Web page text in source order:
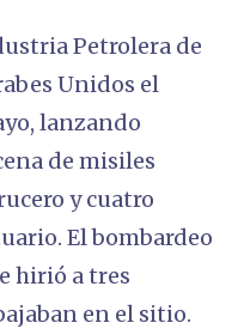
Petrolera de
Unidos el
lanzando
de misiles
y cuatro
El bombardeo
hirió a tres
en el sitio.